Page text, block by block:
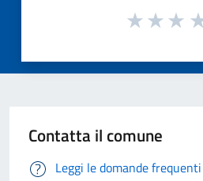
Contatta il comune
Leggi le domande frequenti